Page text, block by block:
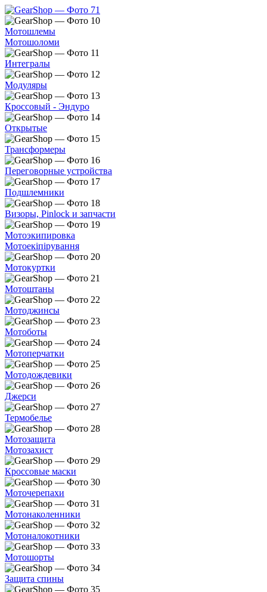
Мотошлемы
Мотошоломи
Интегралы
Модуляры
Кроссовый - Эндуро
Открытые
Трансформеры
Переговорные устройства
Подшлемники
Визоры, Pinlock и запчасти
Мотоэкипировка
Мотоекіпірування
Мотокуртки
Мотоштаны
Мотоджинсы
Мотоботы
Мотоперчатки
Мотодождевики
Джерси
Термобелье
Мотозащита
Мотозахист
Кроссовые маски
Моточерепахи
Мотонаколенники
Мотоналокотники
Мотошорты
Защита спины